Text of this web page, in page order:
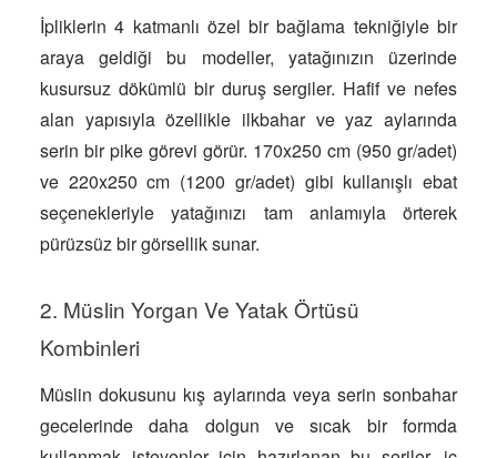
İpliklerin 4 katmanlı özel bir bağlama tekniğiyle bir
araya geldiği bu modeller, yatağınızın üzerinde
kusursuz dökümlü bir duruş sergiler. Hafif ve nefes
alan yapısıyla özellikle ilkbahar ve yaz aylarında
serin bir pike görevi görür. 170x250 cm (950 gr/adet)
ve 220x250 cm (1200 gr/adet) gibi kullanışlı ebat
seçenekleriyle yatağınızı tam anlamıyla örterek
pürüzsüz bir görsellik sunar.
2. Müslin Yorgan Ve Yatak Örtüsü
Kombinleri
Müslin dokusunu kış aylarında veya serin sonbahar
gecelerinde daha dolgun ve sıcak bir formda